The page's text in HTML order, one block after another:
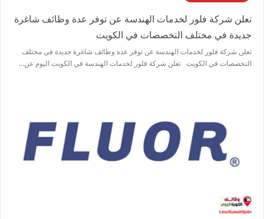
تعلن شركة فلور لخدمات الهندسة عن توفر عدة وظائف شاغرة
جديدة في مختلف التخصصات في الكويت
تعلن شركة فلور لخدمات الهندسة عن توفر عدة وظائف شاغرة جديدة في مختلف
التخصصات في الكويت تعلن شركة فلور لخدمات الهندسة في الكويت اليوم عن…